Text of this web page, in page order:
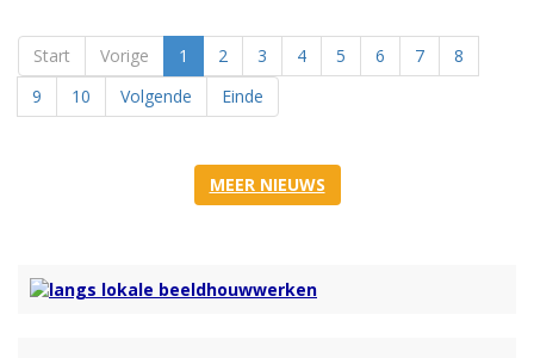
Start Vorige 1 2 3 4 5 6 7
8
9
10 Volgende Einde
MEER NIEUWS